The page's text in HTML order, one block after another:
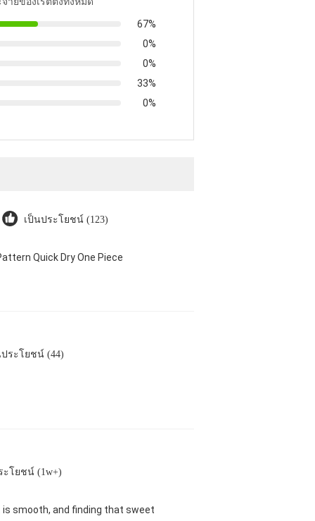
67%
0%
0%
33%
0%
เป็นประโยชน์ (123)
Quick Dry One Piece
ระโยชน์ (44)
ะโยชน์ (1w+)
smooth, and finding that sweet